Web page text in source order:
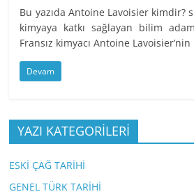
Bu yazıda Antoine Lavoisier kimdir?
kimyaya katkı sağlayan bilim
Fransız kimyacı Antoine Lavoisier’nin
Devam
YAZI KATEGORİLERİ
ESKİ ÇAĞ TARİHİ
GENEL TÜRK TARİHİ